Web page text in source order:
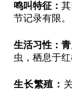
鸣叫特征：
节记录有限。
生活习性：
虫，栖息于
生长繁殖：